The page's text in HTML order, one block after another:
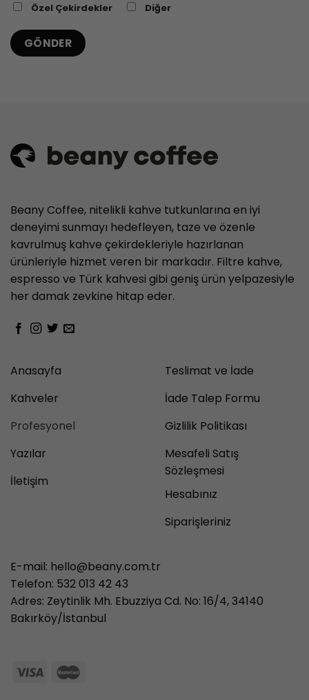
Özel Çekirdekler
Diğer
Beany Coffee, nitelikli kahve tutkunlarına en iyi
deneyimi sunmayı hedefleyen, taze ve özenle
kavrulmuş kahve çekirdekleriyle hazırlanan
ürünleriyle hizmet veren bir markadır. Filtre kahve,
espresso ve Türk kahvesi gibi geniş ürün yelpazesiyle
her damak zevkine hitap eder.
Anasayfa
Kahveler
Profesyonel
Yazılar
İletişim
Teslimat ve İade
İade Talep Formu
Gizlilik Politikası
Mesafeli Satış
Sözleşmesi
Hesabınız
Siparişleriniz
E-mail: hello@beany.com.tr
Telefon: 532 013 42 43
Adres: Zeytinlik Mh. Ebuzziya Cd. No: 16/4, 34140
Bakırköy/İstanbul